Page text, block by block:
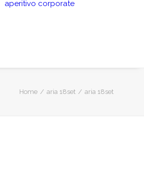
aperitivo corporate
Home aria 18set aria 18set